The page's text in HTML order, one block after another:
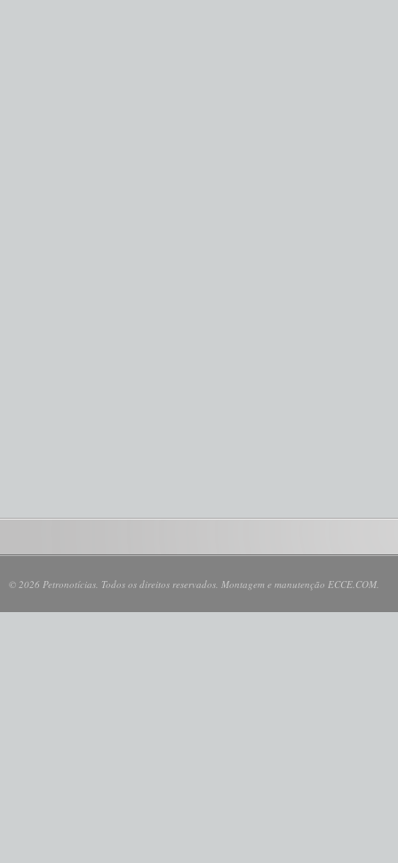
© 2026 Petronotícias. Todos os direitos reservados. Montagem e manutenção ECCE.COM.